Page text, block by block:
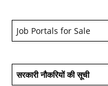
Job Portals for Sale
सरकारी नौकरियों की सूची